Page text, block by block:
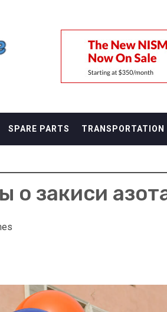
SPARE PARTS TRANSPORTATION
о закиси